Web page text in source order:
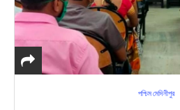
পশ্চিম মেদিনীপুর